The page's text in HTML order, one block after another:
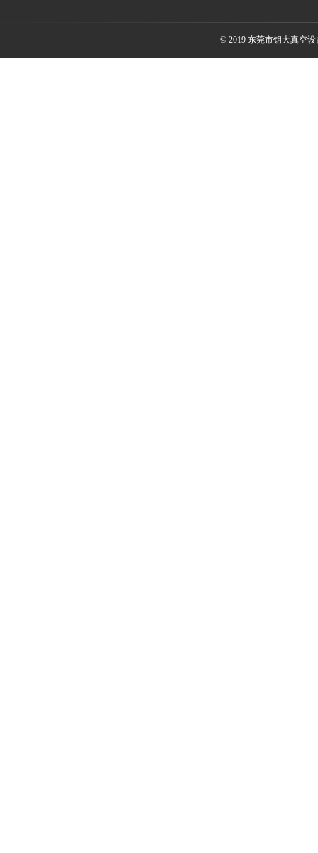
© 2019 东莞市钥大真空